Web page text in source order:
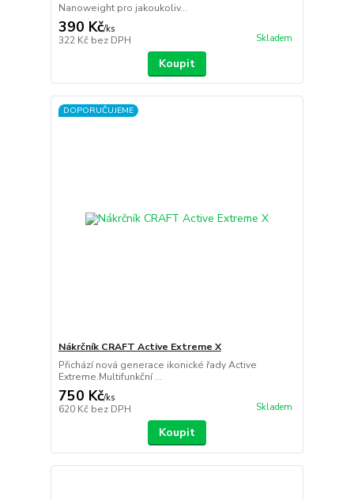
Nanoweight pro jakoukoliv...
390 Kč/ks
322 Kč bez DPH Skladem
Koupit
DOPORUČUJEME
Nákrčník CRAFT Active Extreme X
Přichází nová generace ikonické řady Active
Extreme.Multifunkční ...
750 Kč/ks
620 Kč bez DPH Skladem
Koupit